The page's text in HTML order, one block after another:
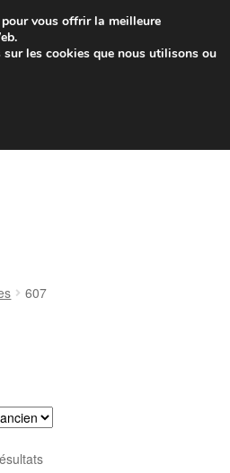
à partir de 7 EUR
de 9 h à 16 h
607
Trié
vous offrir la meilleure
les cookies que nous utilisons ou